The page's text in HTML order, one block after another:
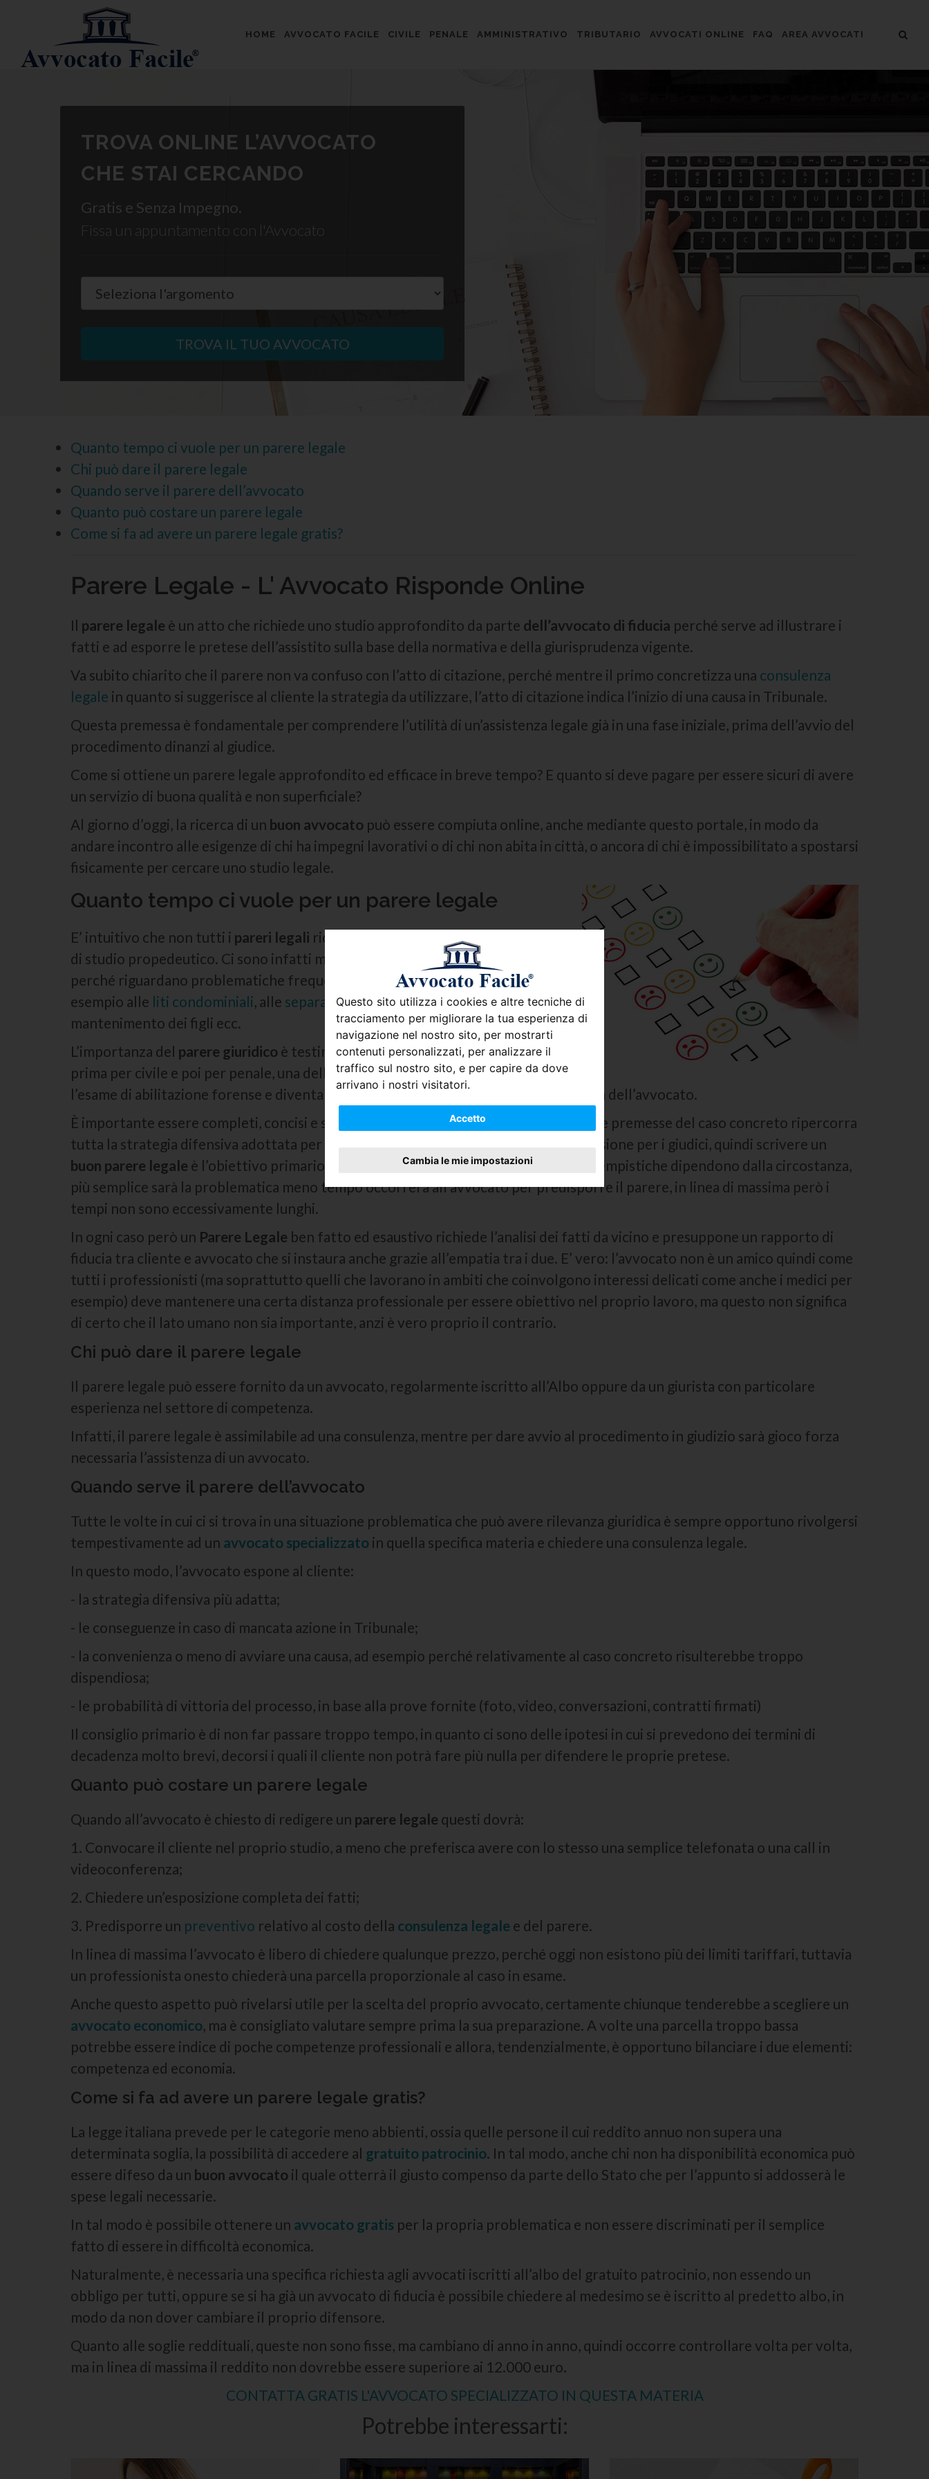
Questo sito utilizza i cookies e altre tecniche di
tracciamento per migliorare la tua esperienza di
navigazione nel nostro sito, per mostrarti
contenuti personalizzati, per analizzare il
traffico sul nostro sito, e per capire da dove
arrivano i nostri visitatori.
Accetto
Cambia le mie impostazioni
HOME AVVOCATO FACILE CIVILE PENALE AMMINISTRATIVO TRIBUTARIO AVVOCATI ONLINE FAQ AREA AVVOCATI
TROVA ONLINE L’AVVOCATO
CHE STAI CERCANDO
Gratis e Senza Impegno.
Fissa un appuntamento con l'Avvocato
TROVA IL TUO AVVOCATO
Quanto tempo ci vuole per un parere legale
Chi può dare il parere legale
Quando serve il parere dell’avvocato
Quanto può costare un parere legale
Come si fa ad avere un parere legale gratis?
Parere Legale - L' Avvocato Risponde Online
Il parere legale è un atto che richiede uno studio approfondito da parte dell’avvocato di fiducia perché serve ad illustrare i
fatti e ad esporre le pretese dell’assistito sulla base della normativa e della giurisprudenza vigente.
Va subito chiarito che il parere non va confuso con l’atto di citazione, perché mentre il primo concretizza una consulenza
legale in quanto si suggerisce al cliente la strategia da utilizzare, l’atto di citazione indica l’inizio di una causa in Tribunale.
Questa premessa è fondamentale per comprendere l’utilità di un’assistenza legale già in una fase iniziale, prima dell’avvio del
procedimento dinanzi al giudice.
Come si ottiene un parere legale approfondito ed efficace in breve tempo? E quanto si deve pagare per essere sicuri di avere
un servizio di buona qualità e non superficiale?
Al giorno d’oggi, la ricerca di un buon avvocato può essere compiuta online, anche mediante questo portale, in modo da
andare incontro alle esigenze di chi ha impegni lavorativi o di chi non abita in città, o ancora di chi è impossibilitato a spostarsi
fisicamente per cercare uno studio legale.
Quanto tempo ci vuole per un parere legale
E’ intuitivo che non tutti i pareri legali richiedono lo stesso livello di impegno e
di studio propedeutico. Ci sono infatti materie più semplici e comuni, magari
perché riguardano problematiche frequenti nella vita quotidiana, si pensi ad
esempio alle liti condominiali, alle separazioni e divorzitra coniugi, al
mantenimento dei figli ecc.
L’importanza del parere giuridico è testimoniata dal fatto che esso rappresenta,
prima per civile e poi per penale, una delle prove da sostenere per superare
l’esame di abilitazione forense e diventare avvocati, per questo è il cuore dell’attività dell’avvocato.
È importante essere completi, concisi e seguire uno schema logico che partendo dalle premesse del caso concreto ripercorra
tutta la strategia difensiva adottata per il proprio cliente, fino a giungere alla conclusione per i giudici, quindi scrivere un
buon parere legale è l’obiettivo primario di tutti gli avvocati. Proprio per questo le tempistiche dipendono dalla circostanza,
più semplice sarà la problematica meno tempo occorrerà all’avvocato per predisporre il parere, in linea di massima però i
tempi non sono eccessivamente lunghi.
In ogni caso però un Parere Legale ben fatto ed esaustivo richiede l’analisi dei fatti da vicino e presuppone un rapporto di
fiducia tra cliente e avvocato che si instaura anche grazie all’empatia tra i due. E’ vero: l’avvocato non è un amico quindi come
tutti i professionisti (ma soprattutto quelli che lavorano in ambiti che coinvolgono interessi delicati come anche i medici per
esempio) deve mantenere una certa distanza professionale per essere obiettivo nel proprio lavoro, ma questo non significa
di certo che il lato umano non sia importante, anzi è vero proprio il contrario.
Chi può dare il parere legale
Il parere legale può essere fornito da un avvocato, regolarmente iscritto all’Albo oppure da un giurista con particolare
esperienza nel settore di competenza.
Infatti, il parere legale è assimilabile ad una consulenza, mentre per dare avvio al procedimento in giudizio sarà gioco forza
necessaria l’assistenza di un avvocato.
Quando serve il parere dell’avvocato
Tutte le volte in cui ci si trova in una situazione problematica che può avere rilevanza giuridica è sempre opportuno rivolgersi
tempestivamente ad un avvocato specializzato in quella specifica materia e chiedere una consulenza legale.
In questo modo, l’avvocato espone al cliente:
- la strategia difensiva più adatta;
- le conseguenze in caso di mancata azione in Tribunale;
- la convenienza o meno di avviare una causa, ad esempio perché relativamente al caso concreto risulterebbe troppo
dispendiosa;
- le probabilità di vittoria del processo, in base alla prove fornite (foto, video, conversazioni, contratti firmati)
Il consiglio primario è di non far passare troppo tempo, in quanto ci sono delle ipotesi in cui si prevedono dei termini di
decadenza molto brevi, decorsi i quali il cliente non potrà fare più nulla per difendere le proprie pretese.
Quanto può costare un parere legale
Quando all’avvocato è chiesto di redigere un parere legale questi dovrà:
1. Convocare il cliente nel proprio studio, a meno che preferisca avere con lo stesso una semplice telefonata o una call in
videoconferenza;
2. Chiedere un’esposizione completa dei fatti;
3. Predisporre un preventivo relativo al costo della consulenza legale e del parere.
In linea di massima l’avvocato è libero di chiedere qualunque prezzo, perché oggi non esistono più dei limiti tariffari, tuttavia
un professionista onesto chiederà una parcella proporzionale al caso in esame.
Anche questo aspetto può rivelarsi utile per la scelta del proprio avvocato, certamente chiunque tenderebbe a scegliere un
avvocato economico, ma è consigliato valutare sempre prima la sua preparazione. A volte una parcella troppo bassa
potrebbe essere indice di poche competenze professionali e allora, tendenzialmente, è opportuno bilanciare i due elementi:
competenza ed economia.
Come si fa ad avere un parere legale gratis?
La legge italiana prevede per le categorie meno abbienti, ossia quelle persone il cui reddito annuo non supera una
determinata soglia, la possibilità di accedere al gratuito patrocinio. In tal modo, anche chi non ha disponibilità economica può
essere difeso da un buon avvocato il quale otterrà il giusto compenso da parte dello Stato che per l’appunto si addosserà le
spese legali necessarie.
In tal modo è possibile ottenere un avvocato gratis per la propria problematica e non essere discriminati per il semplice
fatto di essere in difficoltà economica.
Naturalmente, è necessaria una specifica richiesta agli avvocati iscritti all’albo del gratuito patrocinio, non essendo un
obbligo per tutti, oppure se si ha già un avvocato di fiducia è possibile chiedere al medesimo se è iscritto al predetto albo, in
modo da non dover cambiare il proprio difensore.
Quanto alle soglie reddituali, queste non sono fisse, ma cambiano di anno in anno, quindi occorre controllare volta per volta,
ma in linea di massima il reddito non dovrebbe essere superiore ai 12.000 euro.
CONTATTA GRATIS L'AVVOCATO SPECIALIZZATO IN QUESTA MATERIA
Potrebbe interessarti: